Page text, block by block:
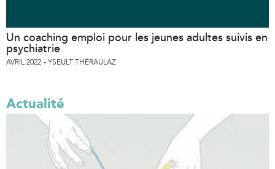
Un coaching emploi pour les jeunes adultes suivis en
psychiatrie
AVRIL 2022 YSEULT THÉRAULAZ
Actualité